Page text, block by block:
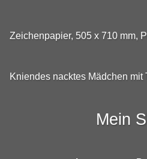
Zeichenpapier, 505 x 710 mm,
Kniendes nacktes Mädchen mit
Mein